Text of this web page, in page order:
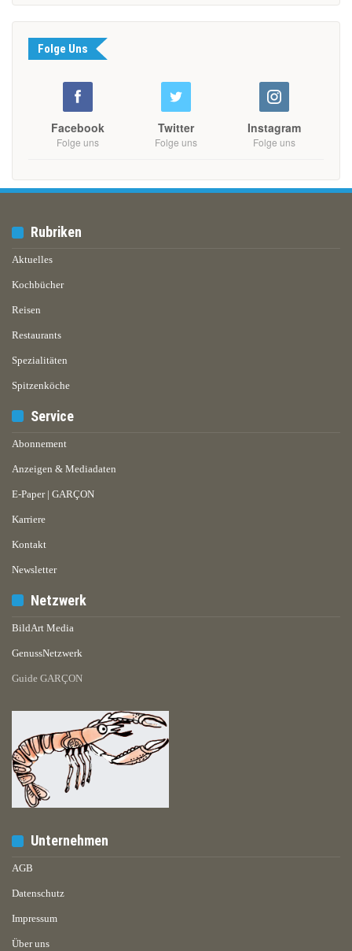
Folge Uns
Facebook
Folge uns
Twitter
Folge uns
Instagram
Folge uns
Rubriken
Aktuelles
Kochbücher
Reisen
Restaurants
Spezialitäten
Spitzenköche
Service
Abonnement
Anzeigen & Mediadaten
E-Paper | GARÇON
Karriere
Kontakt
Newsletter
Netzwerk
BildArt Media
GenussNetzwerk
Guide GARÇON
Unternehmen
AGB
Datenschutz
Impressum
Über uns